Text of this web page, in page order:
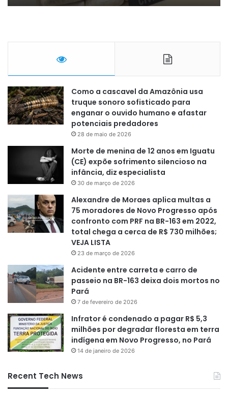
Como a cascavel da Amazônia usa
truque sonoro sofisticado para
enganar o ouvido humano e afastar
potenciais predadores
28 de maio de 2026
Morte de menina de 12 anos em Iguatu
(CE) expõe sofrimento silencioso na
infância, diz especialista
30 de março de 2026
Alexandre de Moraes aplica multas a
75 moradores de Novo Progresso após
confronto com PRF na BR-163 em 2022,
total chega a cerca de R$ 730 milhões;
VEJA LISTA
23 de março de 2026
Acidente entre carreta e carro de
passeio na BR-163 deixa dois mortos no
Pará
7 de fevereiro de 2026
Infrator é condenado a pagar R$ 5,3
milhões por degradar floresta em terra
indígena em Novo Progresso, no Pará
14 de janeiro de 2026
Recent Tech News